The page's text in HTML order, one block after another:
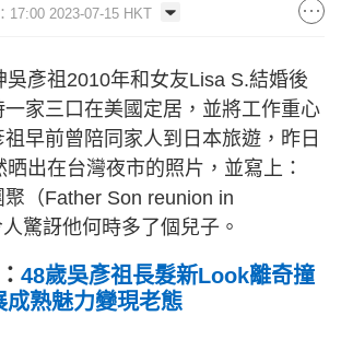
17:00 2023-07-15 HKT
吳彥祖2010年和女友Lisa S.結婚後
家三口在美國定居，並將工作重心
早前曾陪同家人到日本旅遊，昨日
晒出在台灣夜市的照片，並寫上：
聚（Father Son reunion in
驚訝他何時多了個兒子。
48歲吳彥祖長髮新Look離奇撞
成熟魅力變現老態